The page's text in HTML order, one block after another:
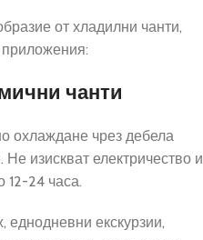
от хладилни чанти,
чанти
охлаждане чрез дебела
изискват електричество и
12-24 часа.
еднодневни екскурзии,